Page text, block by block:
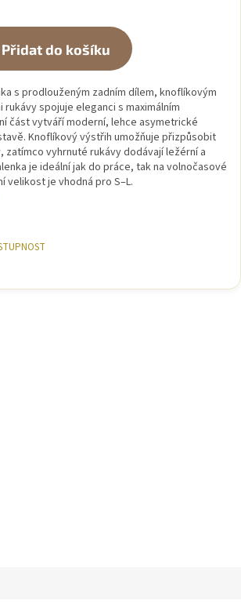
Přidat do košíku
s prodlouženým zadním dílem, knoflíkovým
spojuje eleganci s maximálním
část vytváří moderní, lehce asymetrické
Knoflíkový výstřih umožňuje přizpůsobit
vyhrnuté rukávy dodávají ležérní a
je ideální jak do práce, tak na volnočasové
velikost je vhodná pro S–L.